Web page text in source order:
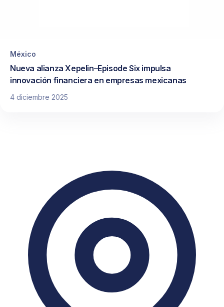
México
Nueva alianza Xepelin–Episode Six impulsa
innovación financiera en empresas mexicanas
4 diciembre 2025